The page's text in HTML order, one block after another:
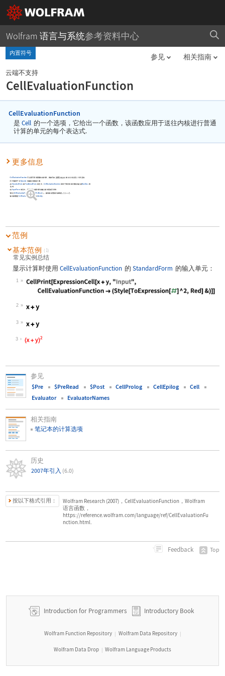
Wolfram 语言与系统参考资料中心
内置符号 参见 相关指南
CellEvaluationFunction
云端不支持
CellEvaluationFunction
是 Cell 的一个选项，它给出一个函数，该函数应用于送往内核进行普通
计算的单元的每个表达式.
更多信息
CellEvaluationFunction 可以用于所有普通内核计算，例如可由 或 在当前位置上计算 启动.
它不能用于与 Dynamic 对象相关联的计算.
在StandardForm 或 TraditionalForm 单元中， CellEvaluationFunction 应用于表示有待计算的输入的 BoxData表
达式.
在 InputForm单元中，它应用于与要计算的输入相对应的字符串.
通过 CellEvaluationFunction 和 $PreRead= ，被内核处理的对象将是 [ f[ data ]]
缺省设置是 CellEvaluationFunction Identity.
范例
基本范例 (1)
常见实例总结
显示计算时使用 CellEvaluationFunction 的 StandardForm 的输入单元：
1
Wolfram Language code:
2
Wolfram Language code:
3
Wolfram Language code:
3
参见
$Pre $PreRead $Post CellProlog CellEpilog
Cell
Evaluator
EvaluatorNames
相关指南
笔记本的计算选项
历史
2007年引入 (6.0)
按以下格式引用：
Wolfram Research (2007)，CellEvaluationFunction，Wolfram
语言函数，
https://reference.wolfram.com/language/ref/CellEvaluationFu
nction.html.
Feedback Top
Introduction for Programmers Introductory Book
Wolfram Function Repository | Wolfram Data Repository |
Wolfram Data Drop | Wolfram Language Products